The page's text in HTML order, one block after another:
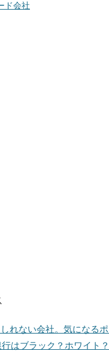
ド会社
れない会社。気になる
行はブラック？ホワイト